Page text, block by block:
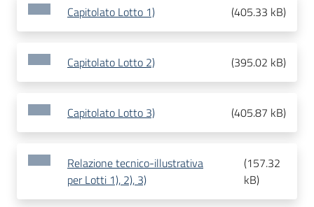
Capitolato Lotto 1) (405.33 kB)
Capitolato Lotto 2) (395.02 kB)
Capitolato Lotto 3) (405.87 kB)
Relazione tecnico-illustrativa
per Lotti 1), 2), 3)
(157.32
kB)